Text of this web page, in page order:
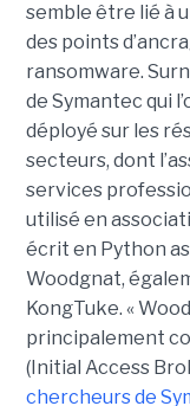
semble être lié à
des points
ransomware.
de Symantec qui
déployé sur les
secteurs, dont
services
utilisé en
écrit en Python
Woodgnat,
KongTuke. «
principalement
(Initial Access
chercheurs de